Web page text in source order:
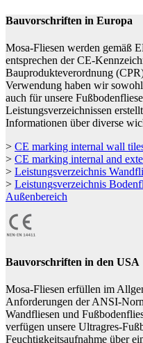
Bauvorschriften in Europa
Mosa-Fliesen werden gemäß
entsprechen der CE-
Bauprodukteverordnung
Verwendung haben wir
auch für unsere
Leistungsverzeichnissen
Informationen über diverse
> CE marking internal wall
> CE marking internal and
> Leistungsverzeichnis
> Leistungsverzeichnis
Außenbereich
Bauvorschriften in den USA
Mosa-Fliesen erfüllen im
Anforderungen der ANSI-
Wandfliesen und
verfügen unsere Ultragres-
Feuchtigkeitsaufnahme über